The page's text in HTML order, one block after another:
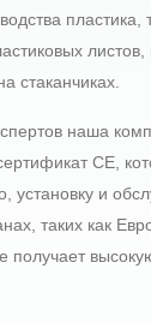
пластика,
стаканчиках.
наша
CE,
установку и
таких как